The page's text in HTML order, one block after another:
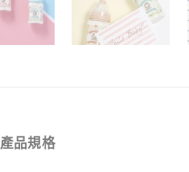
產品規格